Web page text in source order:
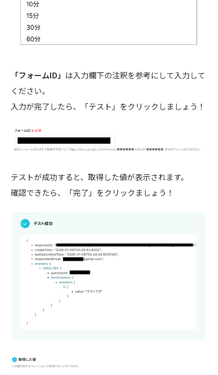
「フォームID」 は入力欄下の注釈を参考にして入力して
ください。
入力が完了したら、「テスト」をクリックしましょう！
テストが成功すると、取得した値が表示されます。
確認できたら、「完了」をクリックましょう！